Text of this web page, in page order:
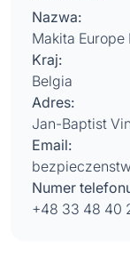
Nazwa:
Makita Europe
Kraj:
Belgia
Adres:
Jan-Baptist
Email:
Numer
+48 33 48 40